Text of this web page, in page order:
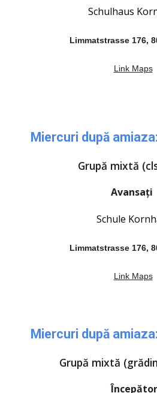
Schulhaus
Limmatstrasse 176,
Link Maps
Miercuri după
Grupă mixtă
Avansați
Schule
Limmatstrasse 176,
Link Maps
Miercuri după
Grupă mixtă (